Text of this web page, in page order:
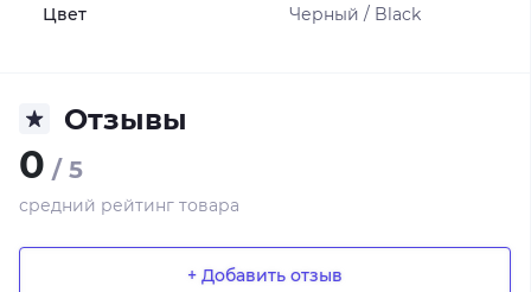
Цвет Черный / Black
Отзывы
0 / 5
средний рейтинг товара
+ Добавить отзыв